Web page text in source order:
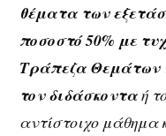
θέματα των
ποσοστό 50% με
Τράπεζα Θεμάτων
τον διδάσκονταή
αντίστοιχο μάθημα